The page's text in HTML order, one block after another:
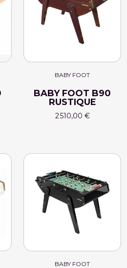
BABY FOOT
BABY FOOT B90
RUSTIQUE
2 510,00 €
BABY FOOT